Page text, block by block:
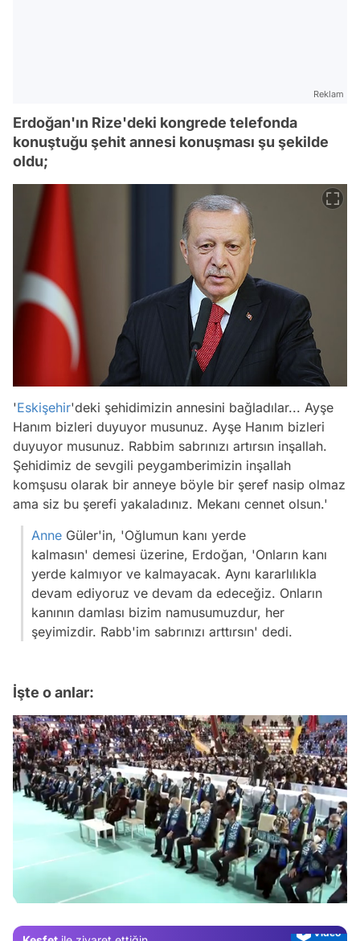
Reklam
Erdoğan'ın Rize'deki kongrede telefonda
konuştuğu şehit annesi konuşması şu şekilde
oldu;
'Eskişehir'deki şehidimizin annesini bağladılar... Ayşe
Hanım bizleri duyuyor musunuz. Ayşe Hanım bizleri
duyuyor musunuz. Rabbim sabrınızı artırsın inşallah.
Şehidimiz de sevgili peygamberimizin inşallah
komşusu olarak bir anneye böyle bir şeref nasip olmaz
ama siz bu şerefi yakaladınız. Mekanı cennet olsun.'
Anne Güler'in, 'Oğlumun kanı yerde
kalmasın' demesi üzerine, Erdoğan, 'Onların kanı
yerde kalmıyor ve kalmayacak. Aynı kararlılıkla
devam ediyoruz ve devam da edeceğiz. Onların
kanının damlası bizim namusumuzdur, her
şeyimizdir. Rabb'im sabrınızı arttırsın' dedi.
İşte o anlar:
Video
Test
Gündem
Magazin